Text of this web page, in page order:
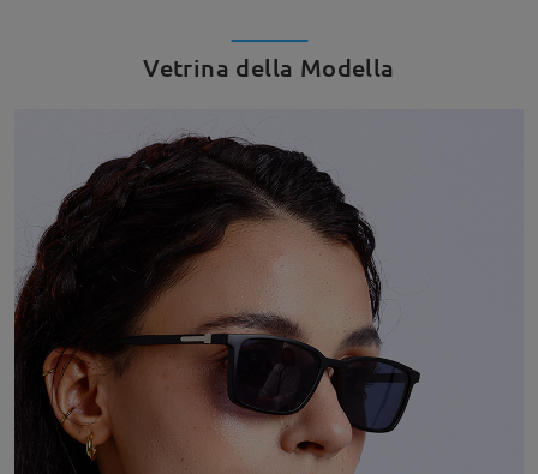
Vetrina della Modella